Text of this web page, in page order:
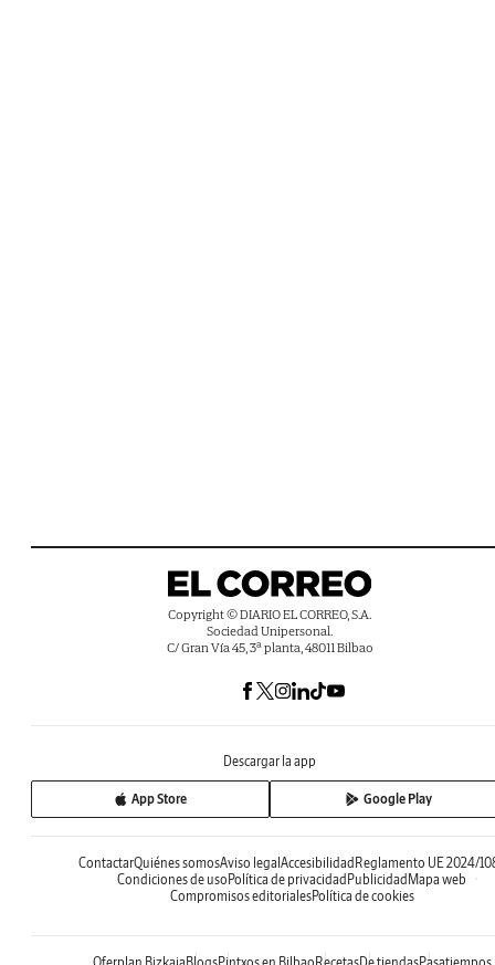
Copyright © DIARIO EL CORREO, S.A.
Sociedad Unipersonal.
C/ Gran Vía 45, 3ª planta, 48011 Bilbao
Descargar la app
App Store Google Play
ContactarQuiénes somosAviso legalAccesibilidadReglamento UE 2024/
Condiciones de usoPolítica de privacidadPublicidadMapa web
Compromisos editorialesPolítica de cookies